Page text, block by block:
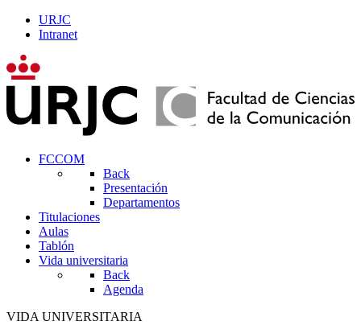
URJC
Intranet
FCCOM
Back
Presentación
Departamentos
Titulaciones
Aulas
Tablón
Vida universitaria
Back
Agenda
VIDA UNIVERSITARIA